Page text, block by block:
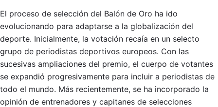
El proceso de selección del Balón de Oro ha ido
evolucionando para adaptarse a la globalización del
deporte. Inicialmente, la votación recaía en un selecto
grupo de periodistas deportivos europeos. Con las
sucesivas ampliaciones del premio, el cuerpo de votantes
se expandió progresivamente para incluir a periodistas de
todo el mundo. Más recientemente, se ha incorporado la
opinión de entrenadores y capitanes de selecciones